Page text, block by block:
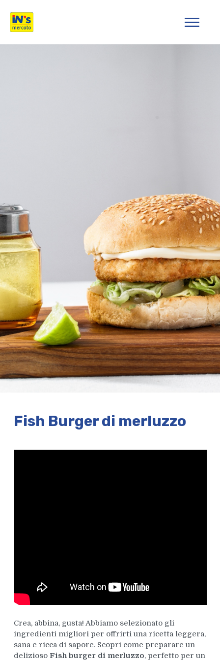
iN's Mercato
Fish Burger di merluzzo
Crea, abbina, gusta! Abbiamo selezionato gli
ingredienti migliori per offrirti una ricetta leggera,
sana e ricca di sapore. Scopri come preparare un
delizioso Fish burger di merluzzo, perfetto per un